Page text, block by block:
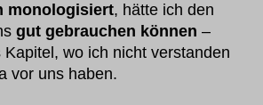
monologisiert, hätte ich den
gut gebrauchen können –
wo ich nicht verstanden
vor uns haben.